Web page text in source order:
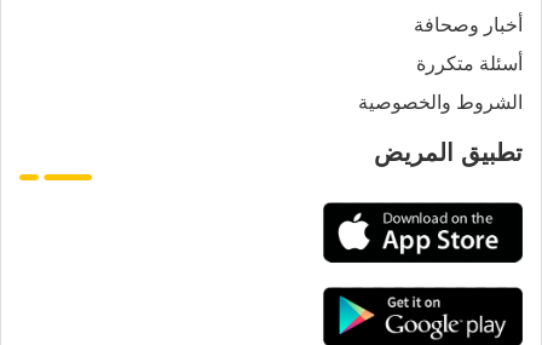
أخبار وصحافة
أسئلة متكررة
الشروط والخصوصية
تطبيق المريض